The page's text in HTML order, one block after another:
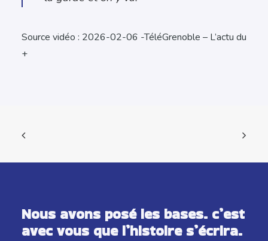
Source vidéo : 2026-02-06 -TéléGrenoble – L’actu du
+
Nous avons posé les bases. c’est
avec vous que l’histoire s’écrira.